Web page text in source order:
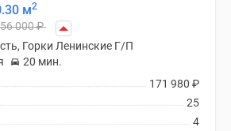
м2
000₽
Горки Ленинские Г/П
20 мин.
171 980 ₽
25
4